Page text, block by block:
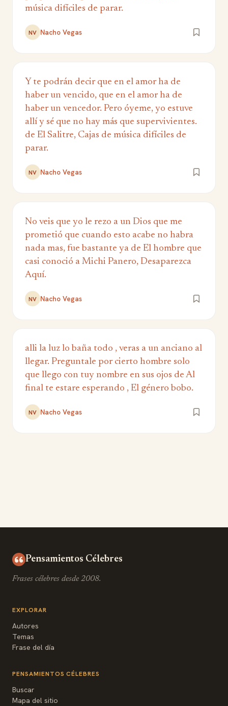
música difíciles de parar.
NV Nacho Vegas
Y te podrán decir que en el amor ha de
haber un vencido, que en el amor ha de
haber un vencedor. Pero óyeme, yo estuve
allí y sé que no hay más que supervivientes.
de El Salitre, Cajas de música difíciles de
parar.
NV Nacho Vegas
No veis que yo le rezo a un Dios que me
prometió que cuando esto acabe no habra
nada mas, fue bastante ya de El hombre que
casi conoció a Michi Panero, Desaparezca
Aquí.
NV Nacho Vegas
alli la luz lo baña todo , veras a un anciano al
llegar. Preguntale por cierto hombre solo
que llego con tuy nombre en sus ojos de Al
final te estare esperando , El género bobo.
NV Nacho Vegas
Pensamientos Célebres
Frases célebres desde 2008.
EXPLORAR
Autores
Temas
Frase del día
PENSAMIENTOS CÉLEBRES
Buscar
Mapa del sitio